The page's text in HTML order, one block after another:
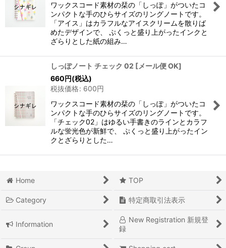
ワックスコード素材の栞の「しっぽ」がついたコ
ンパクトな手のひらサイズのリングノートです。
「アイス」はカラフルなアイスクリームを散りば
めたデザインで、 ぷくっと盛り上がったインクと
ざらりとした紙の組み…
しっぽノート チェック 02 [メール便 OK]
660円(税込)
税抜価格: 600円
ワックスコード素材の栞の「しっぽ」がついたコ
ンパクトな手のひらサイズのリングノートです。
「チェック02」はゆるい手書きのラインとカラフ
ルな蛍光色が新鮮で、 ぷくっと盛り上がったイン
クとざらりとした…
Home TOP
Category 特定商取引法表示
Information
New Registration 新規登
録